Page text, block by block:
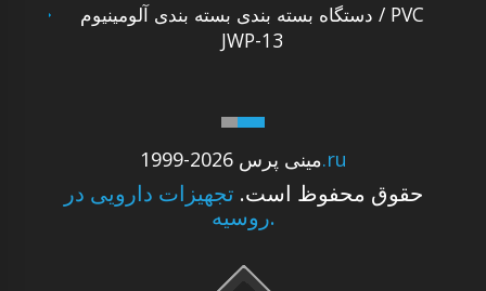
1999-2026 مینی پرس.ru
حقوق محفوظ است. تجهیزات دارویی در
روسیه.
دستگاه بسته بندی بسته بندی آلومینیوم / PVC
JWP-13